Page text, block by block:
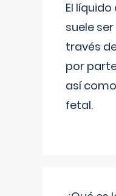
El
suele
través
por
así
fetal.